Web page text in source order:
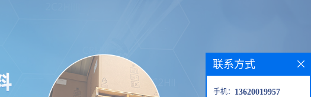
联系方式
手机： 13620019957